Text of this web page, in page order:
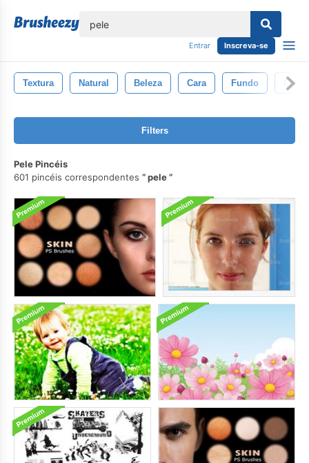
Entrar Inscreva-se
Textura Natural Beleza Cara Fundo Cor
Filters
Pele Pincéis
601 pincéis correspondentes
pele